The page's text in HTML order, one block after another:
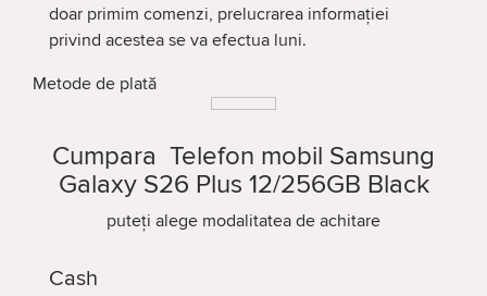
doar primim comenzi, prelucrarea informației
privind acestea se va efectua luni.
Metode de plată
Cumpara Telefon mobil Samsung
Galaxy S26 Plus 12/256GB Black
puteți alege modalitatea de achitare
Cash